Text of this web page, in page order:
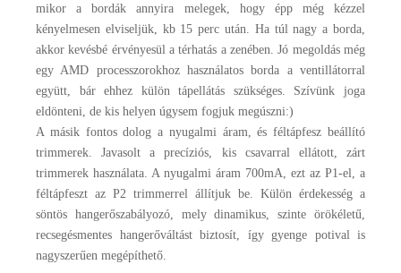
mikor a bordák annyira melegek, hogy épp még kézzel
kényelmesen elviseljük, kb 15 perc után. Ha túl nagy a borda,
akkor kevésbé érvényesül a térhatás a zenében. Jó megoldás még
egy AMD processzorokhoz használatos borda a ventillátorral
együtt, bár ehhez külön tápellátás szükséges. Szívünk joga
eldönteni, de kis helyen úgysem fogjuk megúszni:)
A másik fontos dolog a nyugalmi áram, és féltápfesz beállító
trimmerek. Javasolt a precíziós, kis csavarral ellátott, zárt
trimmerek használata. A nyugalmi áram 700mA, ezt az P1-el, a
féltápfeszt az P2 trimmerrel állítjuk be. Külön érdekesség a
söntös hangerőszabályozó, mely dinamikus, szinte örökéletű,
recsegésmentes hangerőváltást biztosít, így gyenge potival is
nagyszerűen megépíthető.